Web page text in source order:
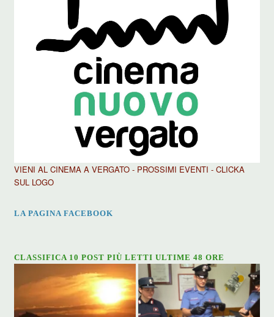
VIENI AL CINEMA A VERGATO - PROSSIMI EVENTI - CLICKA
SUL LOGO
LA PAGINA FACEBOOK
CLASSIFICA 10 POST PIÙ LETTI ULTIME 48 ORE